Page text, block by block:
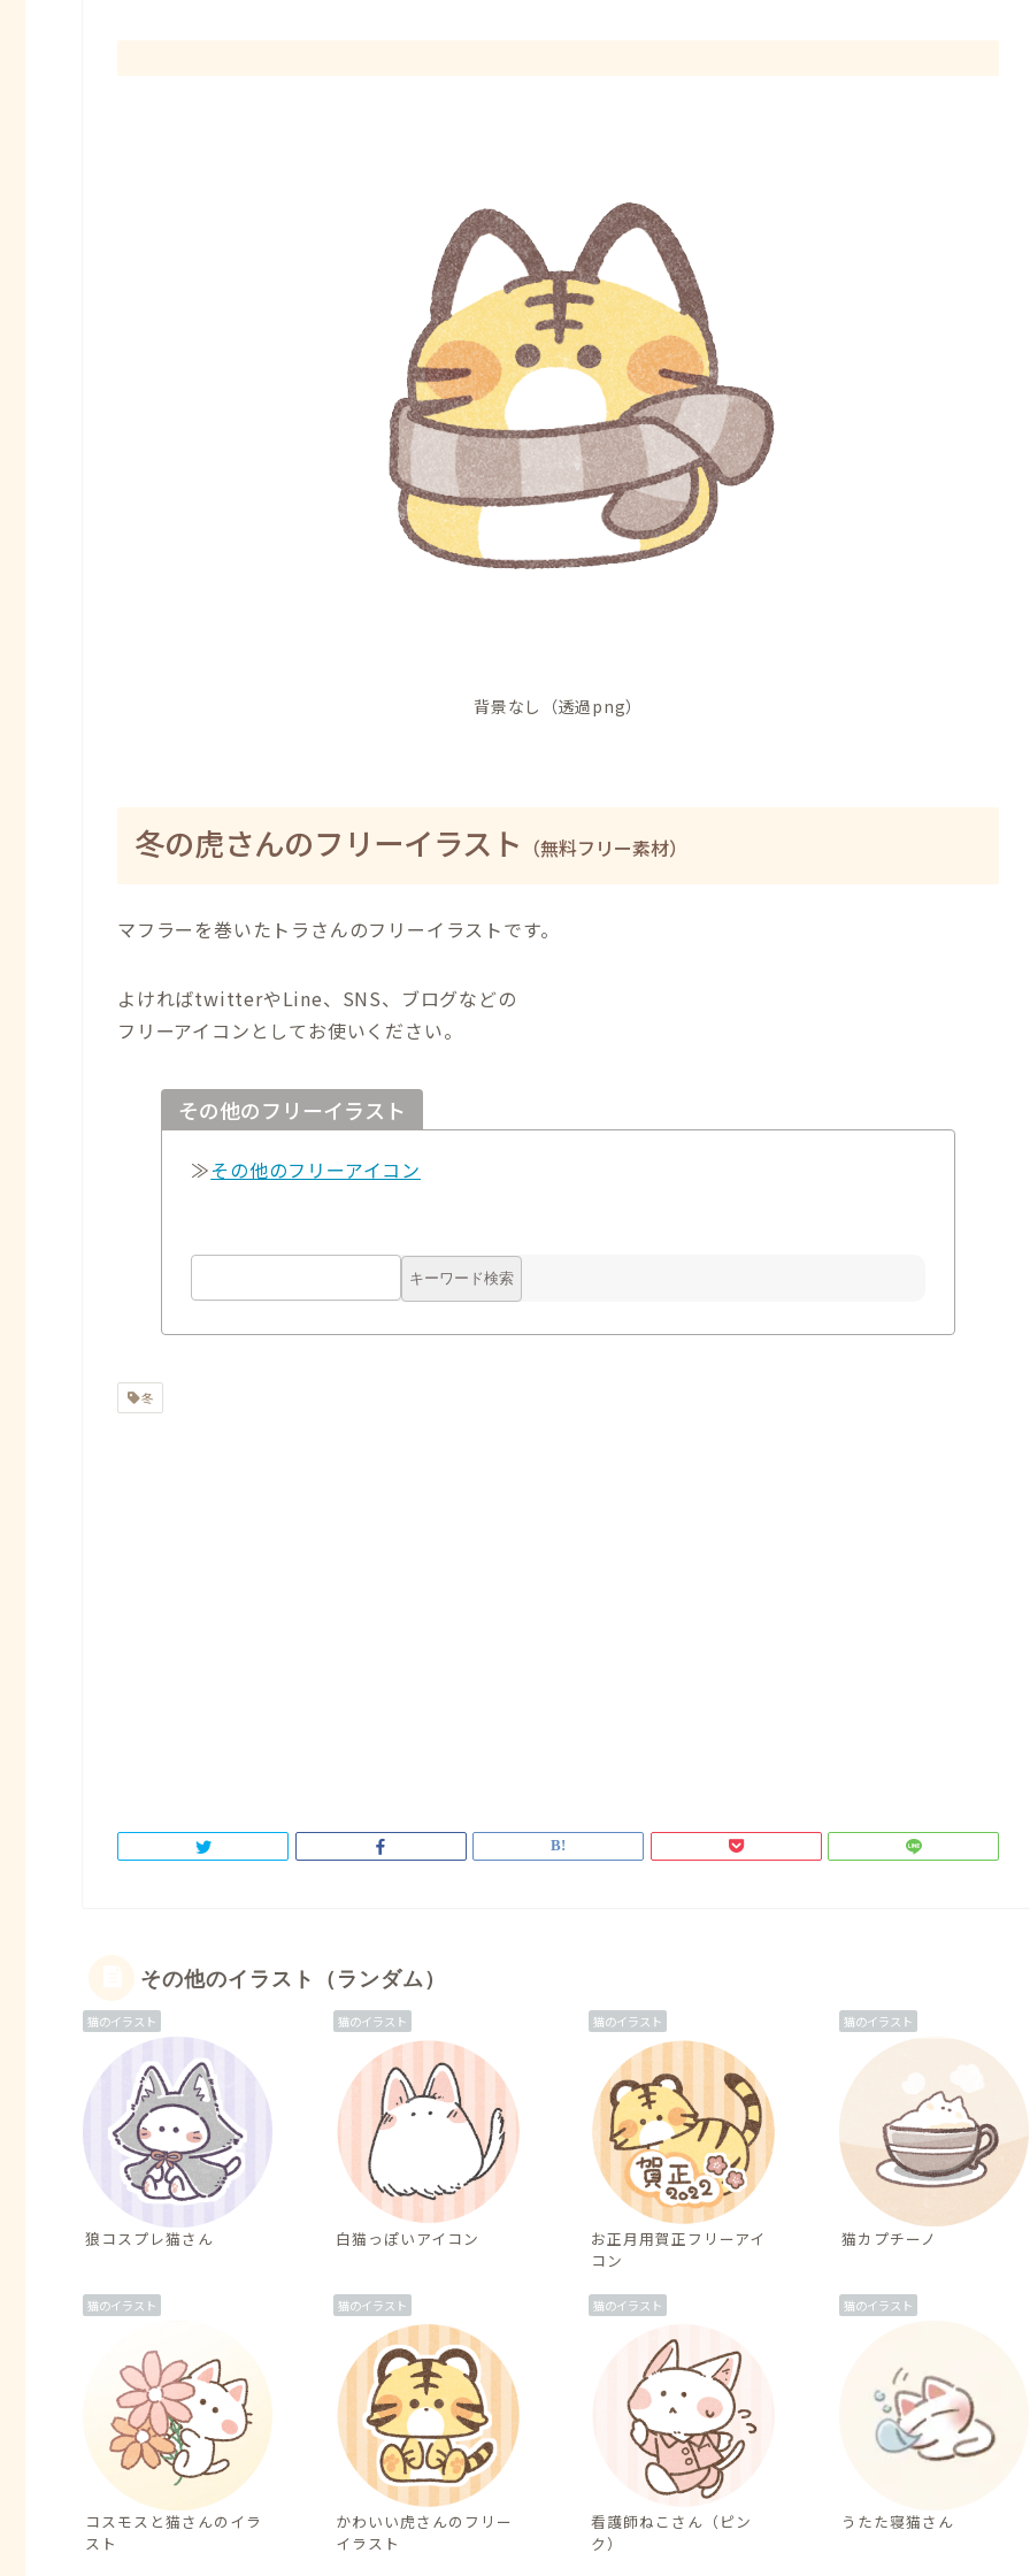
背景なし（透過png）
冬の虎さんのフリーイラスト （無料フリー素材）
マフラーを巻いたトラさんのフリーイラストです。
よければtwitterやLine、SNS、ブログなどの
フリーアイコンとしてお使いください。
その他のフリーイラスト
≫その他のフリーアイコン
冬
その他のイラスト（ランダム）
猫のイラスト
狼コスプレ猫さん
猫のイラスト
白猫っぽいアイコン
猫のイラスト
お正月用賀正フリーアイ
コン
猫のイラスト
猫カプチーノ
猫のイラスト
コスモスと猫さんのイラ
スト
猫のイラスト
かわいい虎さんのフリー
イラスト
猫のイラスト
看護師ねこさん（ピン
ク）
猫のイラスト
うたた寝猫さん